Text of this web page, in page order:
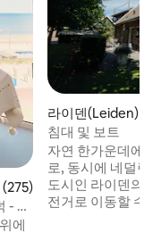
점(5점 만점), 후기 275
- 무
에
라이덴(Leiden)의
침대 및 보트
자연 한가운데에
로, 동시에 네덜란
도시인 라이덴의
전거로 이동할 수